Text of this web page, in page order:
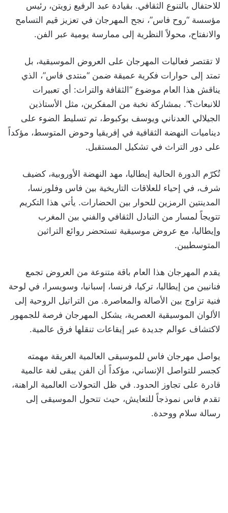
للاحتفال بالتنوع الثقافي. بقيادة عبد الرفيع زويتن، رئيس
مؤسسة “روح فاس”، نجح المهرجان في تعزيز قيم التسامح
والانفتاح، محولاً النظرية إلى ممارسة يومية عبر الفن.
لا تقتصر فعاليات المهرجان على العروض الموسيقية، بل
تمتد إلى حوارات فكرية عميقة ضمن “منتدى فاس”، الذي
يناقش هذا العام موضوع “الثقافة والتراث: أي تعبيرات
للانبعاث؟”. بمشاركة نخبة من المفكرين، مثل الأستاذين
الجيلالي العدناني ويوسف بوكبوط، تم تسليط الضوء على
ديناميات النهضة الثقافية في إفريقيا وحوض المتوسط، مؤكداً
على دور التراث في تشكيل المستقبل.
تُكرّم الدورة الحالية إيطاليا، مهد النهضة الأوروبية، كضيف
شرف، في إحياء للعلاقات التاريخية بين فاس وفلورنسا،
المدينتين الرمزين للحوار بين الحضارات. يأتي هذا التكريم
تتويجاً لمسار من التبادل الثقافي والفني بين المغرب
وإيطاليا، مع عروض موسيقية تستحضر روائع التراثين
المتوسطيين.
يقدم المهرجان هذا العام باقة متنوعة من العروض تجمع
فنانيين من إيطاليا، تركيا، فرنسا، إسبانيا، وسويسرا، في لوحة
فنية تزاوج بين الأصالة والمعاصرة. من التراتيل الروحية إلى
الألوان الموسيقية العصرية، يشكل المهرجان فرصة للجمهور
لاكتشاف عوالم جديدة عبر إيقاعات تنقلها فرق عالمية.
يواصل مهرجان فاس للموسيقى العالمية العريقة مهمته
كجسر للتواصل الإنساني، مؤكداً أن الفن يبقى لغة عالمية
قادرة على تجاوز الحدود. في ظل التحولات العالمية الراهنة،
تقدم فاس نموذجاً للتعايش، حيث تتحول الموسيقى إلى
رسالة سلام ووحدة.